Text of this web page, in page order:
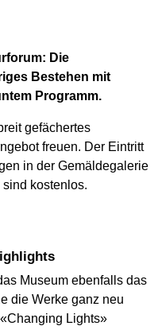
Die
Bestehen mit
Programm.
gefächertes
freuen. Der Eintritt
in der Gemäldegalerie
kostenlos.
Museum ebenfalls das
die Werke ganz neu
Lights»